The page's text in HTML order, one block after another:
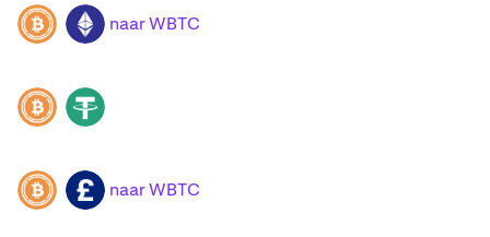
WBTC ETH naar WBTC
WBTC USDT
WBTC GBP naar WBTC